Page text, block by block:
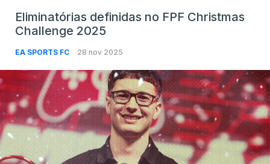
Eliminatórias definidas no FPF Christmas
Challenge 2025
EA SPORTS FC 28 nov 2025